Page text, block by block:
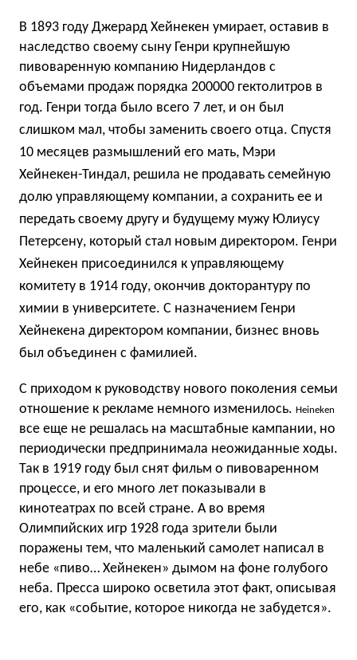
В 1893 году Джерард Хейнекен умирает, оставив в
наследство своему сыну Генри крупнейшую
пивоваренную компанию Нидерландов с
объемами продаж порядка 200000 гектолитров в
год. Генри тогда было всего 7 лет, и он был
слишком мал, чтобы заменить своего отца. Спустя
10 месяцев размышлений его мать, Мэри
Хейнекен-Тиндал, решила не продавать семейную
долю управляющему компании, а сохранить ее и
передать своему другу и будущему мужу Юлиусу
Петерсену, который стал новым директором. Генри
Хейнекен присоединился к управляющему
комитету в 1914 году, окончив докторантуру по
химии в университете. С назначением Генри
Хейнекена директором компании, бизнес вновь
был объединен c фамилией.
С приходом к руководству нового поколения семьи
отношение к рекламе немного изменилось. Heineken
все еще не решалась на масштабные кампании, но
периодически предпринимала неожиданные ходы.
Так в 1919 году был снят фильм о пивоваренном
процессе, и его много лет показывали в
кинотеатрах по всей стране. А во время
Олимпийских игр 1928 года зрители были
поражены тем, что маленький самолет написал в
небе «пиво… Хейнекен» дымом на фоне голубого
неба. Пресса широко осветила этот факт, описывая
его, как «событие, которое никогда не забудется».